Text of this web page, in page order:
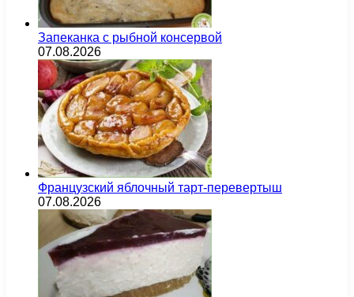
Запеканка с рыбной консервой
07.08.2026
Французский яблочный тарт-перевертыш
07.08.2026